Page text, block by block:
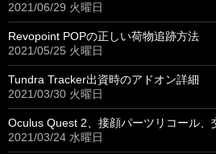
2021/06/29 火曜日
Revopoint POPの正しい荷物追跡方法
2021/05/25 火曜日
Tundra Tracker出資時のアドオン詳細
2021/03/30 火曜日
Oculus Quest 2、接顔パーツリコール、
2021/03/24 水曜日